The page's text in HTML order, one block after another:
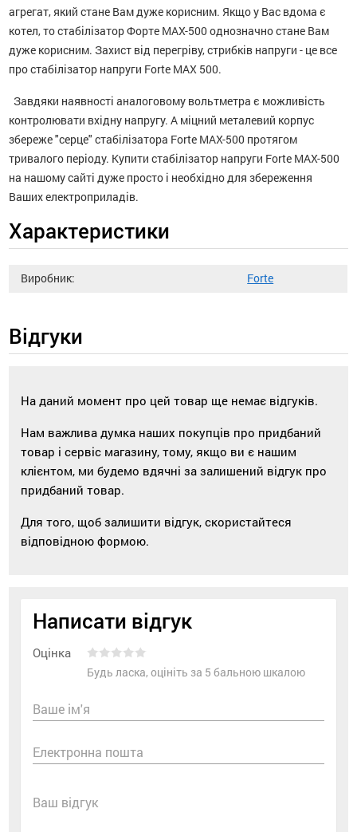
агрегат, який стане Вам дуже корисним. Якщо у Вас вдома є
котел, то стабілізатор Форте MAX-500 однозначно стане Вам
дуже корисним. Захист від перегріву, стрибків напруги - це все
про стабілізатор напруги Forte MAX 500.
Завдяки наявності аналоговому вольтметра є можливість
контролювати вхідну напругу. А міцний металевий корпус
збереже "серце" стабілізатора Forte MAX-500 протягом
тривалого періоду. Купити стабілізатор напруги Forte MAX-500
на нашому сайті дуже просто і необхідно для збереження
Ваших електроприладів.
Характеристики
Виробник: Forte
Відгуки
На даний момент про цей товар ще немає відгуків.
Нам важлива думка наших покупців про придбаний
товар і сервіс магазину, тому, якщо ви є нашим
клієнтом, ми будемо вдячні за залишений відгук про
придбаний товар.
Для того, щоб залишити відгук, скористайтеся
відповідною формою.
Написати відгук
Оцінка
Будь ласка, оцініть за 5 бальною шкалою
Ваше ім'я
Електронна пошта
Ваш відгук